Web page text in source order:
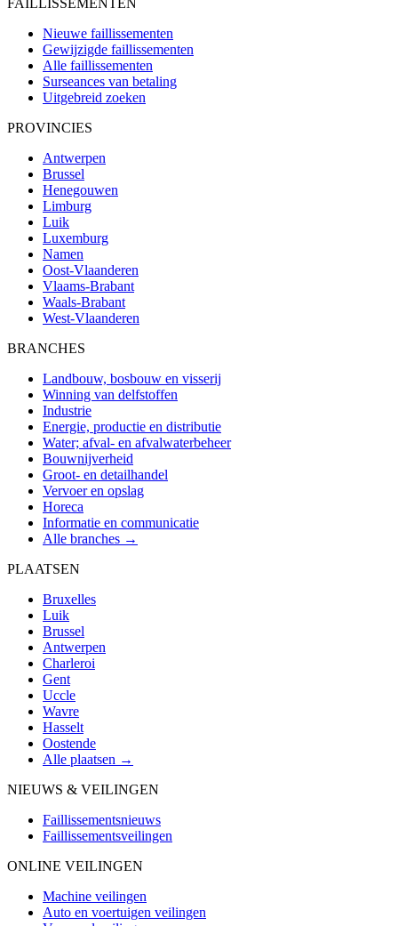
Nieuwe faillissementen
Gewijzigde faillissementen
Alle faillissementen
Surseances van betaling
Uitgebreid zoeken
PROVINCIES
Antwerpen
Brussel
Henegouwen
Limburg
Luik
Luxemburg
Namen
Oost-Vlaanderen
Vlaams-Brabant
Waals-Brabant
West-Vlaanderen
BRANCHES
Landbouw, bosbouw en visserij
Winning van delfstoffen
Industrie
Energie, productie en distributie
Water; afval- en afvalwaterbeheer
Bouwnijverheid
Groot- en detailhandel
Vervoer en opslag
Horeca
Informatie en communicatie
Alle branches →
PLAATSEN
Bruxelles
Luik
Brussel
Antwerpen
Charleroi
Gent
Uccle
Wavre
Hasselt
Oostende
Alle plaatsen →
NIEUWS & VEILINGEN
Faillissementsnieuws
Faillissementsveilingen
ONLINE VEILINGEN
Machine veilingen
Auto en voertuigen veilingen